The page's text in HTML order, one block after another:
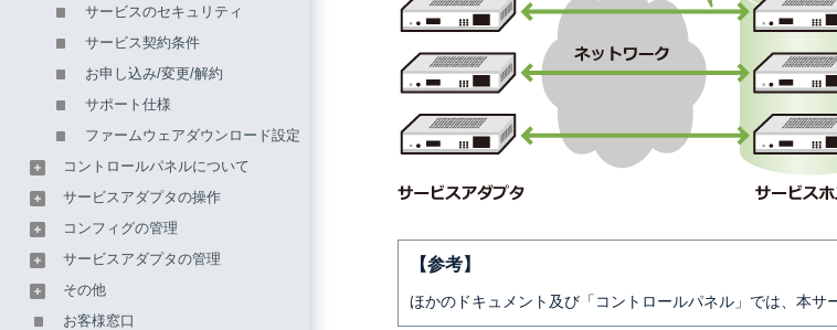
【参考】
ほかのドキュメント及び「コントロールパネル」では、本サ
サービスのセキュリティ
サービス契約条件
お申し込み/変更/解約
サポート仕様
ファームウェアダウンロード設定
コントロールパネルについて
サービスアダプタの操作
コンフィグの管理
サービスアダプタの管理
その他
お客様窓口